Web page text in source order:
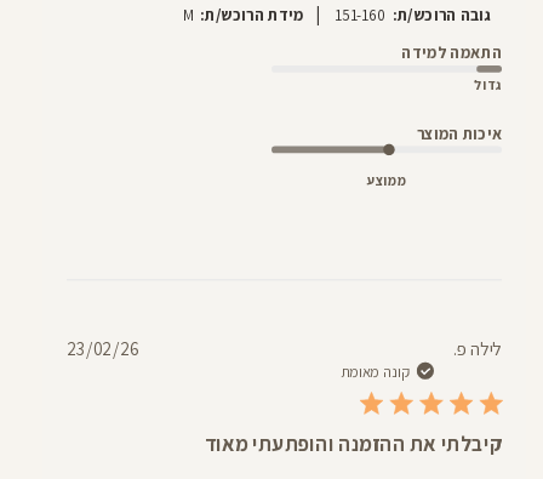
גובה הרוכש/ת: 151-160
| מידת הרוכש/ת: M
התאמה למידה
גדול
איכות המוצר
ממוצע
לילה פ.
קונה מאומת
קיבלתי את ההזמנה והופתעתי מאוד
23/02/26